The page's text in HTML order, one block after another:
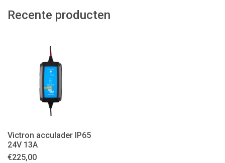
Recente producten
Victron acculader IP65
24V 13A
€225,00